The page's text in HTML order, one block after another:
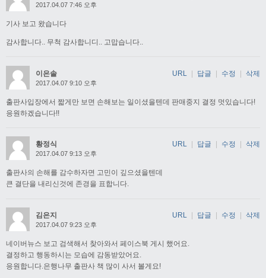
2017.04.07 7:46 오후
기사 보고 왔습니다
감사합니다.. 무척 감사합니디.. 고맙습니다..
이은솔
2017.04.07 9:10 오후
출판사입장에서 짧게만 보면 손해보는 일이셨을텐데 판매중지 결정 멋있습니다!
응원하겠습니다!!
URL | 답글 | 수정 | 삭제
황정식
2017.04.07 9:13 오후
출판사의 손해를 감수하자면 고민이 깊으셨을텐데
큰 결단을 내리신것에 존경을 표합니다.
URL 답글 수정 삭제
김은지
2017.04.07 9:23 오후
네이버뉴스 보고 검색해서 찾아와서 페이스북 게시 했어요.
결정하고 행동하시는 모습에 감동받았어요.
응원합니다.은행나무 출판사 책 많이 사서 볼게요!
URL 답글 수정 삭제